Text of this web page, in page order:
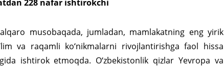
228 nafar ishtirokchi
musobaqada, jumladan, mamlakatning eng yirik
va raqamli ko‘nikmalarni rivojlantirishga faol hissa
ishtirok etmoqda. O‘zbekistonlik qizlar Yevropa va